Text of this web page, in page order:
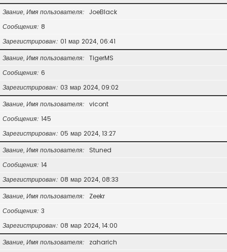
Звание, Имя пользователя
JoeBlack
Сообщения 8
Зарегистрирован 01 мар 2024, 06:41
Звание, Имя пользователя
TigerMS
Сообщения 6
Зарегистрирован 03 мар 2024, 09:02
Звание, Имя пользователя
vicont
Сообщения 145
Зарегистрирован 05 мар 2024, 13:27
Звание, Имя пользователя
Stuned
Сообщения 14
Зарегистрирован 08 мар 2024, 08:33
Звание, Имя пользователя
Zeekr
Сообщения 3
Зарегистрирован 08 мар 2024, 14:00
Звание, Имя пользователя
zaharich